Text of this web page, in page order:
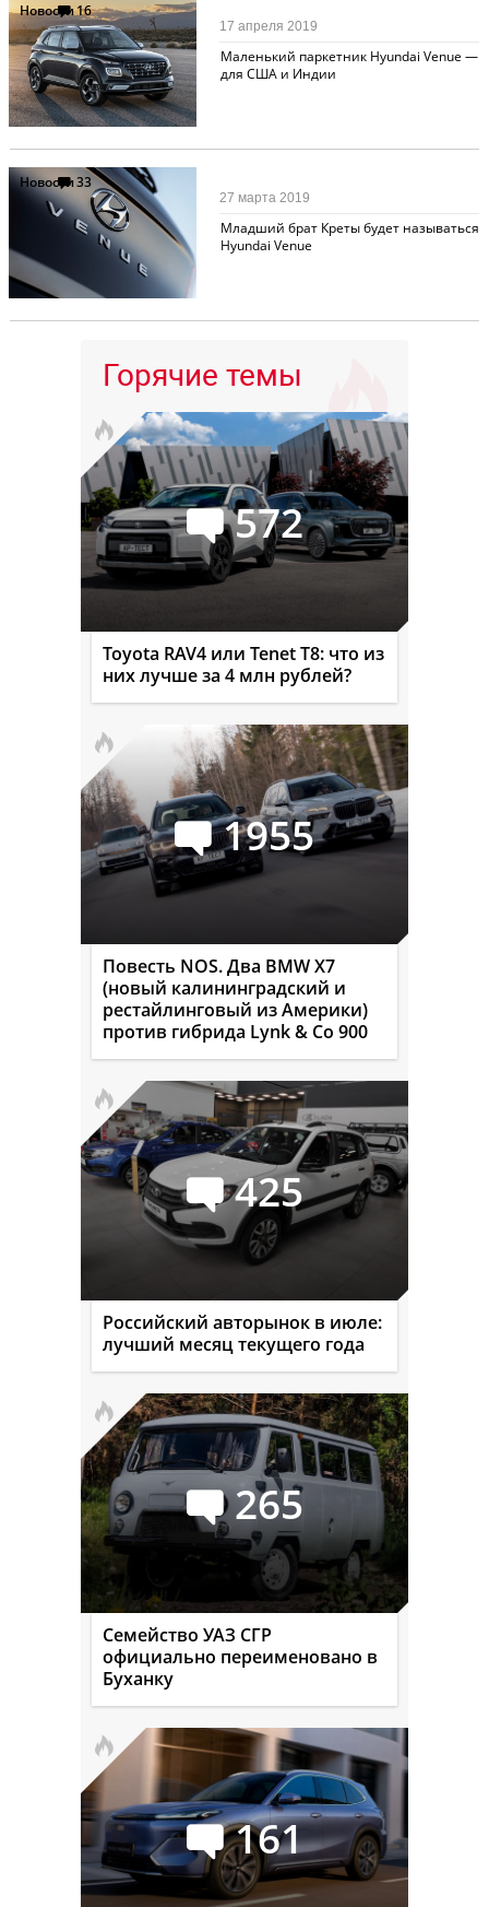
Новости16
Маленький паркетник Hyundai Venue —
для США и Индии
17 апреля 2019
Новости33
Младший брат Креты будет называться
Hyundai Venue
27 марта 2019
Горячие темы
572
Toyota RAV4 или Tenet T8: что из
них лучше за 4 млн рублей?
1955
Повесть NOS. Два BMW X7
(новый калининградский и
рестайлинговый из Америки)
против гибрида Lynk & Co 900
425
Российский авторынок в июле:
лучший месяц текущего года
265
Семейство УАЗ СГР
официально переименовано в
Буханку
161